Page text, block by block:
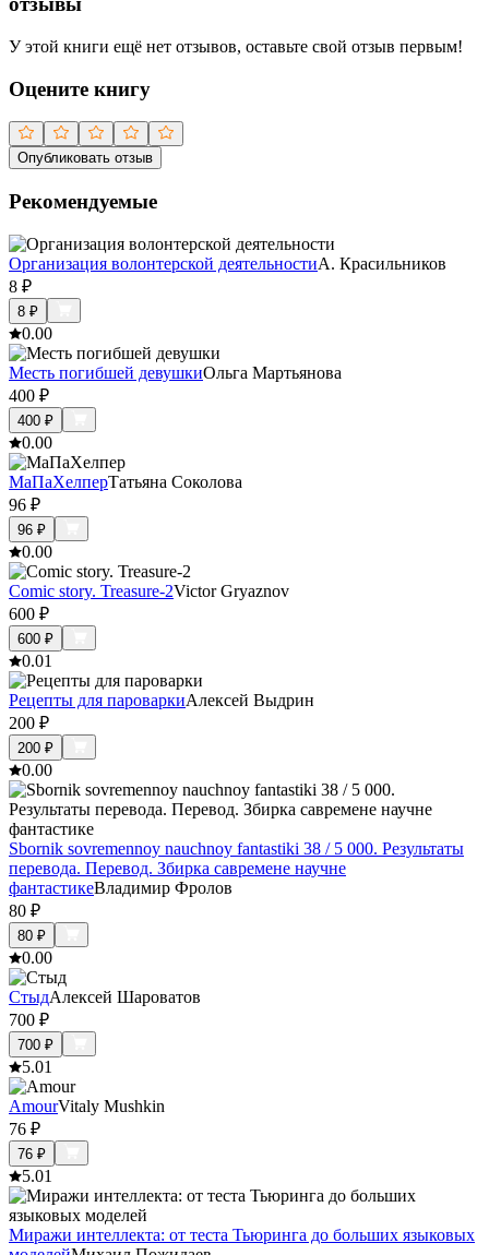
У этой книги ещё нет отзывов, оставьте свой отзыв первым!
Оцените книгу
Опубликовать отзыв
Рекомендуемые
Организация волонтерской деятельностиА. Красильников
8 ₽
8 ₽
0.00
Месть погибшей девушкиОльга Мартьянова
400 ₽
400 ₽
0.00
МаПаХелперТатьяна Соколова
96 ₽
96 ₽
0.00
Сomic story. Treasure-2Victor Gryaznov
600 ₽
600 ₽
0.01
Рецепты для пароваркиАлексей Выдрин
200 ₽
200 ₽
0.00
Sbornik sovremennoy nauchnoy fantastiki 38 / 5 000. Результаты
перевода. Перевод. Збирка савремене научне
фантастикеВладимир Фролов
80 ₽
80 ₽
0.00
СтыдАлексей Шароватов
700 ₽
700 ₽
5.01
AmourVitaly Mushkin
76 ₽
76 ₽
5.01
Миражи интеллекта: от теста Тьюринга до больших языковых